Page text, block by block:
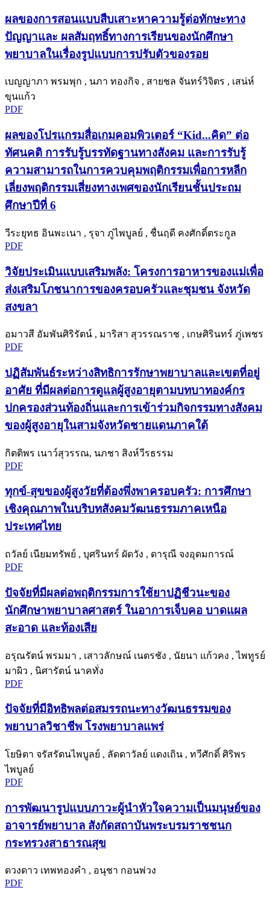
ผลของการสอนแบบสืบเสาะหาความรู้ต่อทักษะทาง
ปัญญาและ ผลสัมฤทธิ์ทางการเรียนของนักศึกษา
พยาบาลในเรื่องรูปแบบการปรับตัวของรอย
เบญญาภา พรมพุก , นภา ทองกิจ , สายชล จันทร์วิจิตร , เสน่ห์
ขุนแก้ว
PDF
ผลของโปรแกรมสื่อเกมคอมพิวเตอร์ “Kid...คิด” ต่อ
ทัศนคติ การรับรู้บรรทัดฐานทางสังคม และการรับรู้
ความสามารถในการควบคุมพฤติกรรมเพื่อการหลีก
เลี่ยงพฤติกรรมเสี่ยงทางเพศของนักเรียนชั้นประถม
ศึกษาปีที่ 6
วีระยุทธ อินพะเนา , รุจา ภู่ไพบูลย์ , ชื่นฤดี คงศักดิ์ตระกูล
PDF
วิจัยประเมินแบบเสริมพลัง: โครงการอาหารของแม่เพื่อ
ส่งเสริมโภชนาการของครอบครัวและชุมชน จังหวัด
สงขลา
อมาวสี อัมพันศิริรัตน์ , มาริสา สุวรรณราช , เกษศิรินทร์ ภู่เพชร
PDF
ปฏิสัมพันธ์ระหว่างสิทธิการรักษาพยาบาลและเขตที่อยู่
อาศัย ที่มีผลต่อการดูแลผู้สูงอายุตามบทบาทองค์กร
ปกครองส่วนท้องถิ่นและการเข้าร่วมกิจกรรมทางสังคม
ของผู้สูงอายุในสามจังหวัดชายแดนภาคใต้
กิตติพร เนาว์สุวรรณ, นภชา สิงห์วีรธรรม
PDF
ทุกข์-สุขของผู้สูงวัยที่ต้องพึ่งพาครอบครัว: การศึกษา
เชิงคุณภาพในบริบทสังคมวัฒนธรรมภาคเหนือ
ประเทศไทย
ถวัลย์ เนียมทรัพย์ , บุศรินทร์ ผัดวัง , ดารุณี จงอุดมการณ์
PDF
ปัจจัยที่มีผลต่อพฤติกรรมการใช้ยาปฏิชีวนะของ
นักศึกษาพยาบาลศาสตร์ ในอาการเจ็บคอ บาดแผล
สะอาด และท้องเสีย
อรุณรัตน์ พรมมา , เสาวลักษณ์ เนตรชัง , นัยนา แก้วคง , ไพทูรย์
มาผิว , นิศารัตน์ นาคทั่ง
PDF
ปัจจัยที่มีอิทธิพลต่อสมรรถนะทางวัฒนธรรมของ
พยาบาลวิชาชีพ โรงพยาบาลแพร่
โยษิตา จรัสรัตนไพบูลย์ , ลัดดาวัลย์ แดงเถิน , ทวีศักดิ์ ศิริพร
ไพบูลย์
PDF
การพัฒนารูปแบบภาวะผู้นำหัวใจความเป็นมนุษย์ของ
อาจารย์พยาบาล สังกัดสถาบันพระบรมราชชนก
กระทรวงสาธารณสุข
ดวงดาว เทพทองคำ , อนุชา กอนพ่วง
PDF